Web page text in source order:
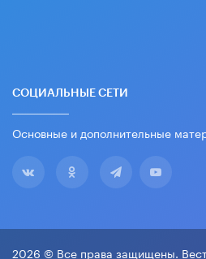
СОЦИАЛЬНЫЕ СЕТИ
Основные и дополнительные
2026 © Все права защищены.